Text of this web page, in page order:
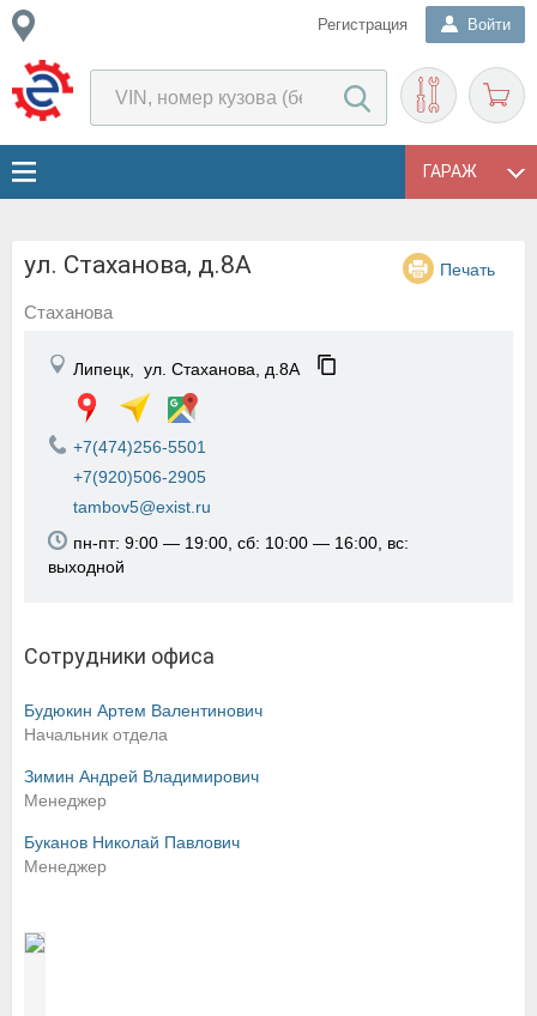
Регистрация Войти
ГАРАЖ
ул. Стаханова, д.8А Печать
Стаханова
Липецк, ул. Стаханова, д.8А
+7(474)256-5501
+7(920)506-2905
tambov5@exist.ru
пн-пт: 9:00 — 19:00, сб: 10:00 — 16:00, вс:
выходной
Сотрудники офиса
Будюкин Артем Валентинович
Начальник отдела
Зимин Андрей Владимирович
Менеджер
Буканов Николай Павлович
Менеджер